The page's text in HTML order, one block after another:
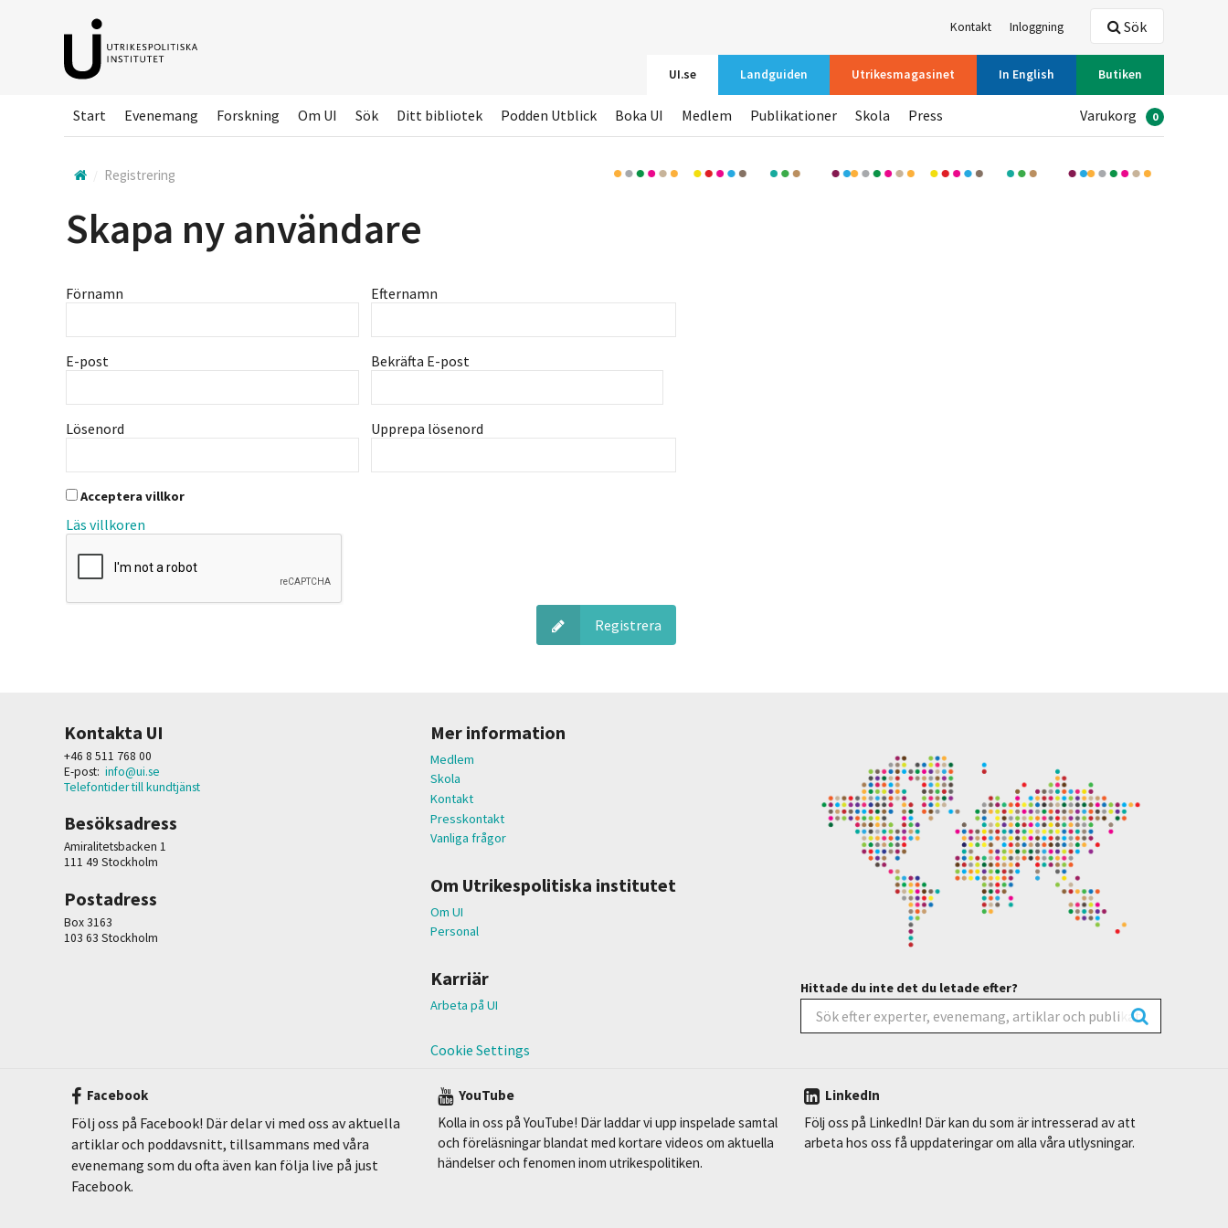
Kontakt Inloggning
UI.se Landguiden Utrikesmagasinet In English Butiken
Sök
Start Evenemang Forskning Om UI Sök Ditt bibliotek Podden Utblick Boka UI Medlem Publikationer Skola Press Varukorg 0
Registrering
Skapa ny användare
Förnamn Efternamn
E-post Bekräfta E-post
Lösenord Upprepa lösenord
Acceptera villkor
Läs villkoren
Registrera
Kontakta UI
+46 8 511 768 00
E-post: info@ui.se
Telefontider till kundtjänst
Besöksadress
Amiralitetsbacken 1
111 49 Stockholm
Postadress
Box 3163
103 63 Stockholm
Mer information
Medlem
Skola
Kontakt
Presskontakt
Vanliga frågor
Om Utrikespolitiska institutet
Om UI
Personal
Karriär
Arbeta på UI
Cookie Settings
Hittade du inte det du letade efter?
Facebook
Följ oss på Facebook! Där delar vi med oss av aktuella
artiklar och poddavsnitt, tillsammans med våra
evenemang som du ofta även kan följa live på just
Facebook.
YouTube
Kolla in oss på YouTube! Där laddar vi upp inspelade samtal
och föreläsningar blandat med kortare videos om aktuella
händelser och fenomen inom utrikespolitiken.
LinkedIn
Följ oss på LinkedIn! Där kan du som är intresserad av att
arbeta hos oss få uppdateringar om alla våra utlysningar.